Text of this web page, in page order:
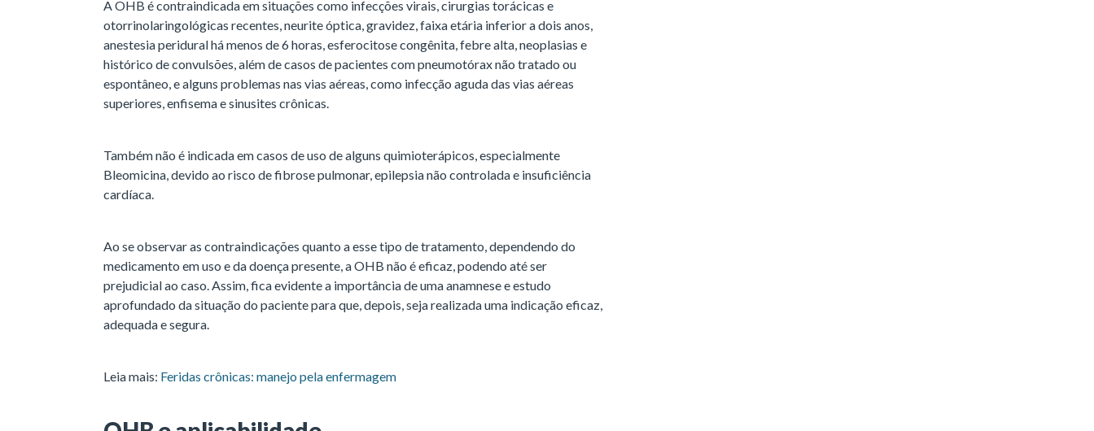
A OHB é contraindicada em situações como infecções virais, cirurgias torácicas e
otorrinolaringológicas recentes, neurite óptica, gravidez, faixa etária inferior a dois anos,
anestesia peridural há menos de 6 horas, esferocitose congênita, febre alta, neoplasias e
histórico de convulsões, além de casos de pacientes com pneumotórax não tratado ou
espontâneo, e alguns problemas nas vias aéreas, como infecção aguda das vias aéreas
superiores, enfisema e sinusites crônicas.
Também não é indicada em casos de uso de alguns quimioterápicos, especialmente
Bleomicina, devido ao risco de fibrose pulmonar, epilepsia não controlada e insuficiência
cardíaca.
Ao se observar as contraindicações quanto a esse tipo de tratamento, dependendo do
medicamento em uso e da doença presente, a OHB não é eficaz, podendo até ser
prejudicial ao caso. Assim, fica evidente a importância de uma anamnese e estudo
aprofundado da situação do paciente para que, depois, seja realizada uma indicação eficaz,
adequada e segura.
Leia mais: Feridas crônicas: manejo pela enfermagem